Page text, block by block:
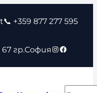
📞 +359 877 277 595
гр.София Instagram
Facebook